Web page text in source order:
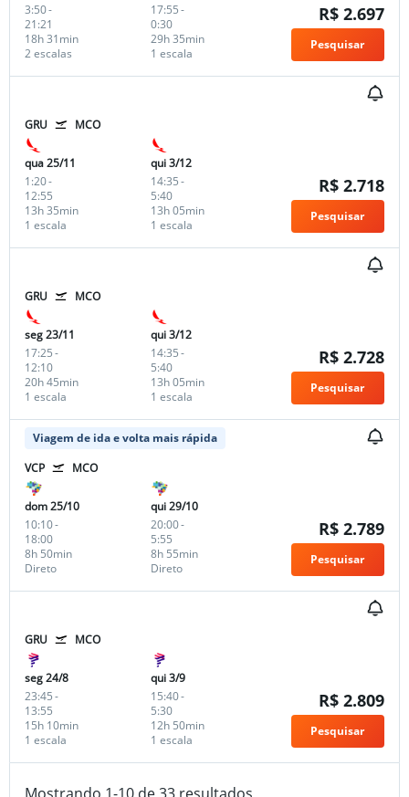
3:50-
21:21
2 escalas
18h 31min
17:55-
0:30
1 escala
29h 35min
R$ 2.697
Pesquisar
GRU MCO
qua 25/11
1:20-
12:55
1 escala
13h 35min
qui 3/12
14:35-
5:40
1 escala
13h 05min
R$ 2.718
Pesquisar
GRU MCO
seg 23/11
17:25-
12:10
1 escala
20h 45min
qui 3/12
14:35-
5:40
1 escala
13h 05min
R$ 2.728
Pesquisar
Viagem de ida e volta mais rápida
VCP
MCO
dom 25/10
10:10-
18:00
Direto
8h 50min
qui 29/10
20:00-
5:55
Direto
8h 55min
R$ 2.789
Pesquisar
GRU MCO
seg 24/8
23:45-
13:55
1 escala
15h 10min
qui 3/9
15:40-
5:30
1 escala
12h 50min
R$ 2.809
Pesquisar
Mostrando 1-10 de 33 resultados